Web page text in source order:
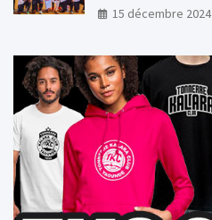
15 décembre 2024